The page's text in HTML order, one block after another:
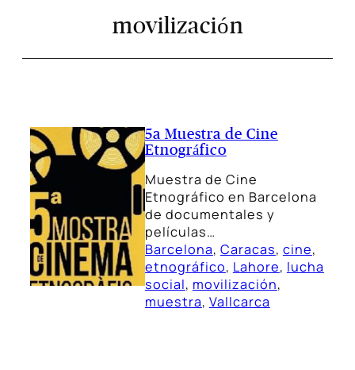
movilización
5a Muestra de Cine
Etnográfico
Muestra de Cine
Etnográfico en Barcelona
de documentales y
películas…
Barcelona, Caracas, cine
etnográfico, Lahore, lucha
social, movilización
muestra, Vallcarca